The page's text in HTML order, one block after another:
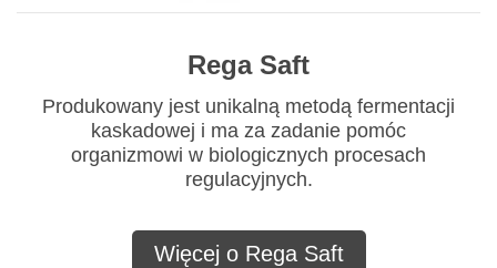
Rega Saft
Produkowany jest unikalną metodą fermentacji
kaskadowej i ma za zadanie pomóc
organizmowi w biologicznych procesach
regulacyjnych.
Więcej o Rega Saft